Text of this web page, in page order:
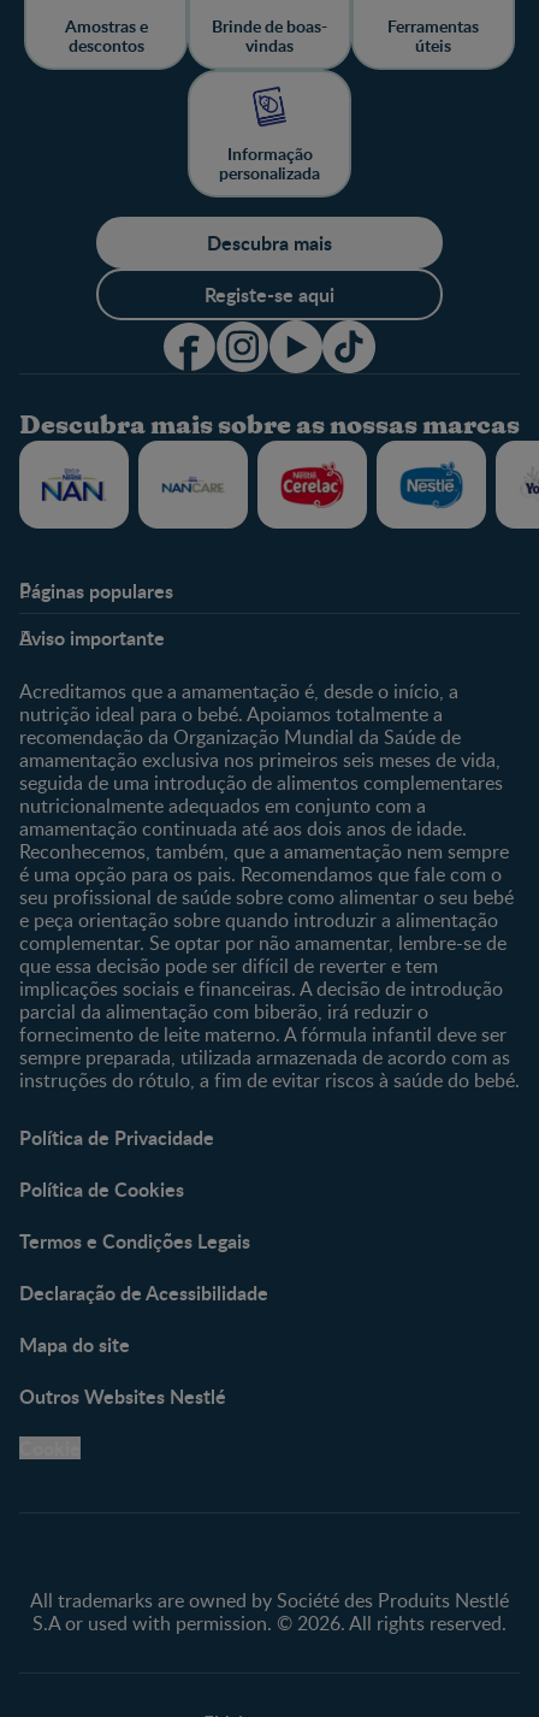
Amostras e
descontos
Brinde de boas-
vindas
Ferramentas
úteis
Informação
personalizada
Descubra mais
Registe-se aqui
Descubra mais sobre as nossas marcas
Páginas populares
Sobre Nós
Sobre o Clube
Clube Bebé Nestlé
Entrar/Registe-se
Comprar
Os nossos produtos
As nossas marcas
Aviso importante
Acreditamos que a amamentação é, desde o início, a
nutrição ideal para o bebé. Apoiamos totalmente a
recomendação da Organização Mundial da Saúde de
amamentação exclusiva nos primeiros seis meses de vida,
seguida de uma introdução de alimentos complementares
nutricionalmente adequados em conjunto com a
amamentação continuada até aos dois anos de idade.
Reconhecemos, também, que a amamentação nem sempre
é uma opção para os pais. Recomendamos que fale com o
seu profissional de saúde sobre como alimentar o seu bebé
e peça orientação sobre quando introduzir a alimentação
complementar. Se optar por não amamentar, lembre-se de
que essa decisão pode ser difícil de reverter e tem
implicações sociais e financeiras. A decisão de introdução
parcial da alimentação com biberão, irá reduzir o
fornecimento de leite materno. A fórmula infantil deve ser
sempre preparada, utilizada armazenada de acordo com as
instruções do rótulo, a fim de evitar riscos à saúde do bebé.
Política de Privacidade
Política de Cookies
Termos e Condições Legais
Declaração de Acessibilidade
Mapa do site
Outros Websites Nestlé
All trademarks are owned by Société des Produits Nestlé
S.A or used with permission. © 2026. All rights reserved.